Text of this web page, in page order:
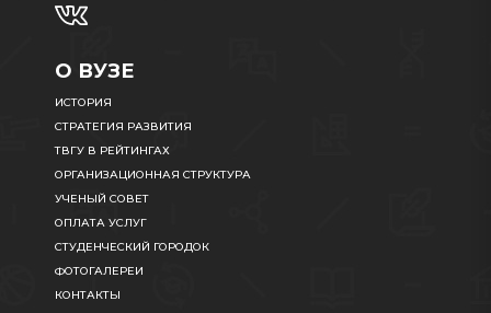
О ВУЗЕ
ИСТОРИЯ
СТРАТЕГИЯ РАЗВИТИЯ
ТВГУ В РЕЙТИНГАХ
ОРГАНИЗАЦИОННАЯ СТРУКТУРА
УЧЕНЫЙ СОВЕТ
ОПЛАТА УСЛУГ
СТУДЕНЧЕСКИЙ ГОРОДОК
ФОТОГАЛЕРЕИ
КОНТАКТЫ